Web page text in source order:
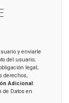
y enviarle
del usuario;
legal;
derechos,
Adicional:
de Datos en